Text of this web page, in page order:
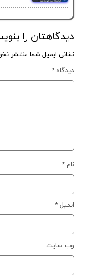
دیدگاهتان را
نشانی ایمیل شما منتشر
دیدگاه *
نام *
ایمیل *
وب‌ سایت